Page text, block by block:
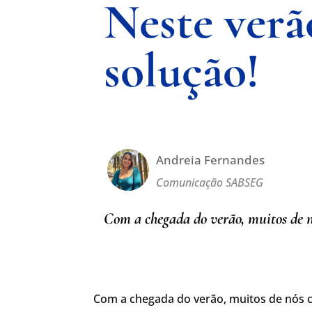
Neste
solução!
Andreia Fernandes
Comunicação SABSEG
Com a chegada do verão, muitos de
Com a chegada do verão, muitos de nós